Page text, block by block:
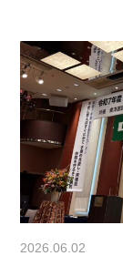
2026.06.02